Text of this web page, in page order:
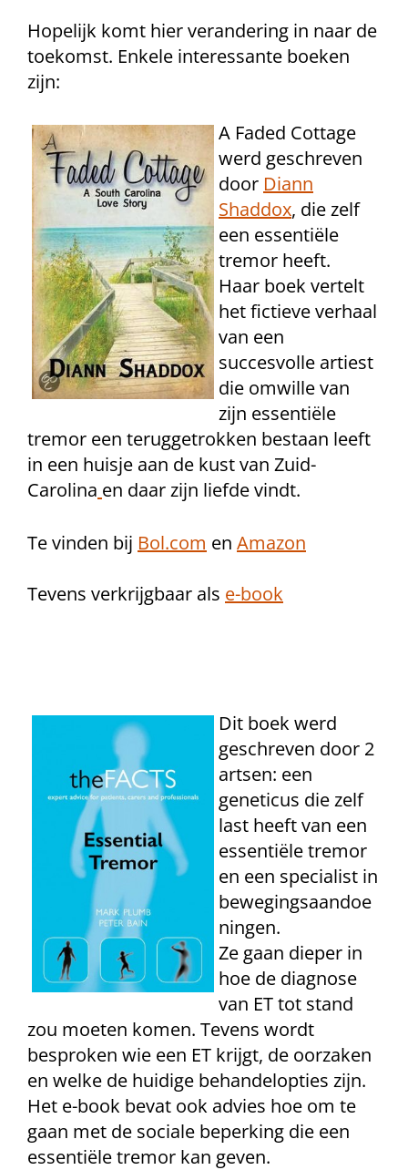
Hopelijk komt hier verandering in naar de
toekomst. Enkele interessante boeken
zijn:
A Faded Cottage
werd geschreven
door Diann
Shaddox, die zelf
een essentiële
tremor heeft.
Haar boek vertelt
het fictieve verhaal
van een
succesvolle artiest
die omwille van
zijn essentiële
tremor een teruggetrokken bestaan leeft
in een huisje aan de kust van Zuid-
Carolina en daar zijn liefde vindt.
Te vinden bij Bol.com en Amazon
Tevens verkrijgbaar als e-book
Dit boek werd
geschreven door 2
artsen: een
geneticus die zelf
last heeft van een
essentiële tremor
en een specialist in
bewegingsaandoe
ningen.
Ze gaan dieper in
hoe de diagnose
van ET tot stand
zou moeten komen. Tevens wordt
besproken wie een ET krijgt, de oorzaken
en welke de huidige behandelopties zijn.
Het e-book bevat ook advies hoe om te
gaan met de sociale beperking die een
essentiële tremor kan geven.